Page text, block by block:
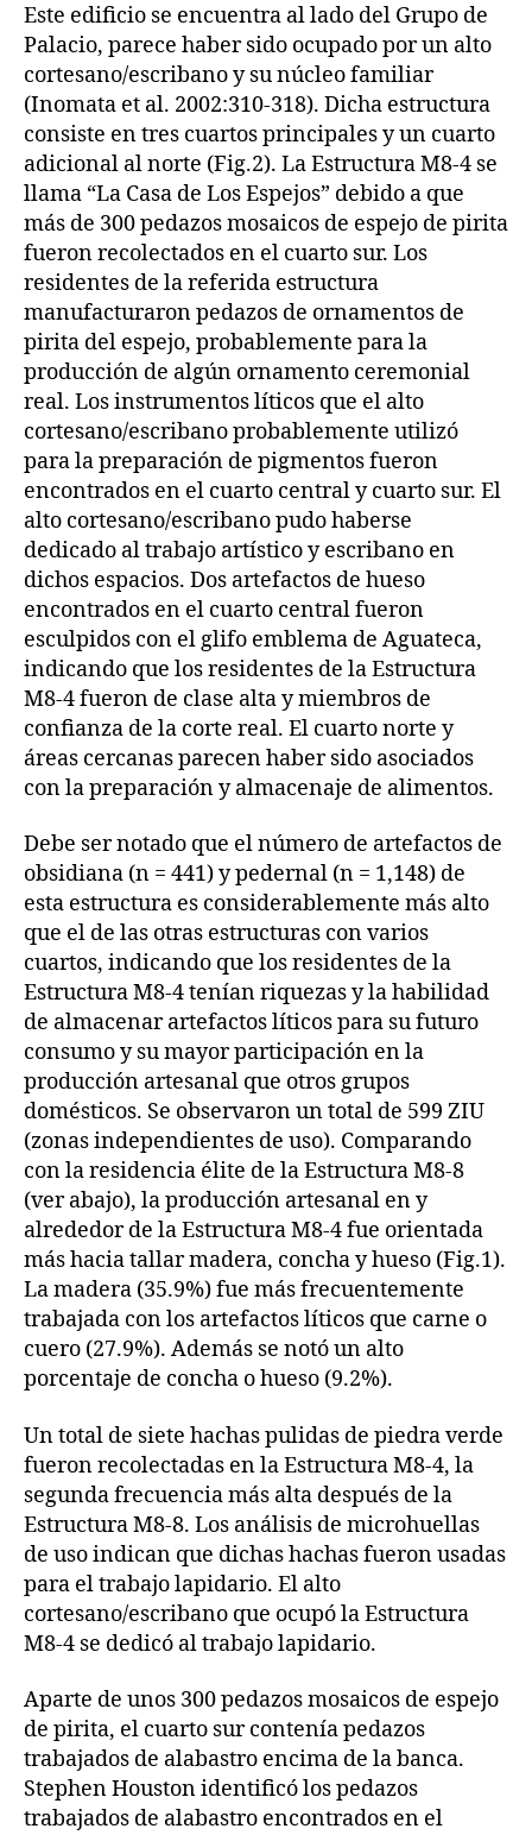
Este edificio se encuentra al lado del Grupo de
Palacio, parece haber sido ocupado por un alto
cortesano/escribano y su núcleo familiar
(Inomata et al. 2002:310-318). Dicha estructura
consiste en tres cuartos principales y un cuarto
adicional al norte (Fig.2). La Estructura M8-4 se
llama “La Casa de Los Espejos” debido a que
más de 300 pedazos mosaicos de espejo de pirita
fueron recolectados en el cuarto sur. Los
residentes de la referida estructura
manufacturaron pedazos de ornamentos de
pirita del espejo, probablemente para la
producción de algún ornamento ceremonial
real. Los instrumentos líticos que el alto
cortesano/escribano probablemente utilizó
para la preparación de pigmentos fueron
encontrados en el cuarto central y cuarto sur. El
alto cortesano/escribano pudo haberse
dedicado al trabajo artístico y escribano en
dichos espacios. Dos artefactos de hueso
encontrados en el cuarto central fueron
esculpidos con el glifo emblema de Aguateca,
indicando que los residentes de la Estructura
M8-4 fueron de clase alta y miembros de
confianza de la corte real. El cuarto norte y
áreas cercanas parecen haber sido asociados
con la preparación y almacenaje de alimentos.
Debe ser notado que el número de artefactos de
obsidiana (n = 441) y pedernal (n = 1,148) de
esta estructura es considerablemente más alto
que el de las otras estructuras con varios
cuartos, indicando que los residentes de la
Estructura M8-4 tenían riquezas y la habilidad
de almacenar artefactos líticos para su futuro
consumo y su mayor participación en la
producción artesanal que otros grupos
domésticos. Se observaron un total de 599 ZIU
(zonas independientes de uso). Comparando
con la residencia élite de la Estructura M8-8
(ver abajo), la producción artesanal en y
alrededor de la Estructura M8-4 fue orientada
más hacia tallar madera, concha y hueso (Fig.1).
La madera (35.9%) fue más frecuentemente
trabajada con los artefactos líticos que carne o
cuero (27.9%). Además se notó un alto
porcentaje de concha o hueso (9.2%).
Un total de siete hachas pulidas de piedra verde
fueron recolectadas en la Estructura M8-4, la
segunda frecuencia más alta después de la
Estructura M8-8. Los análisis de microhuellas
de uso indican que dichas hachas fueron usadas
para el trabajo lapidario. El alto
cortesano/escribano que ocupó la Estructura
M8-4 se dedicó al trabajo lapidario.
Aparte de unos 300 pedazos mosaicos de espejo
de pirita, el cuarto sur contenía pedazos
trabajados de alabastro encima de la banca.
Stephen Houston identificó los pedazos
trabajados de alabastro encontrados en el